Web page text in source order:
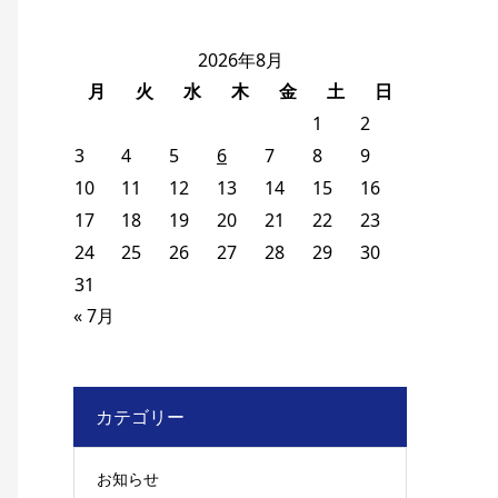
2026年8月
月
火 水 木 金 土
日
1
2
3
4 5 6 7 8
9
10
11 12 13 14 15
16
17
18 19 20 21 22
23
24
25 26 27 28 29
30
31
« 7月
カテゴリー
お知らせ